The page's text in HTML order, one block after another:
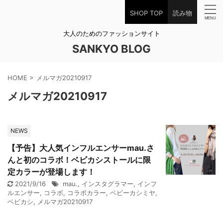
SHOP TOP 読み物
大人のためのファッションサイト
SANKYO BLOG
HOME > メルマガ20210917
メルマガ20210917
NEWS
【予告】大人気インフルエンサーmau.さ
んと初のコラボ！ベビカシストールに限
定カラーが登場します！
2021/9/16 mau., インスタグラマー, インフ
ルエンサー, コラボ, コラボカラー, ベビーカシミヤ,
ベビカシ, メルマガ20210917